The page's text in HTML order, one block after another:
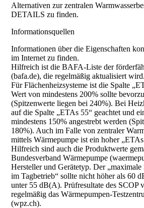
Alternativen zur zentralen
DETAILS zu finden.
Informationsquellen
Informationen über die Eigenschaften
im Internet zu finden.
Hilfreich ist die BAFA-Liste der
(bafa.de), die regelmäßig aktualisiert wird.
Für Flächenheizsysteme ist die Spalte
Wert von mindestens 200% sollte
(Spitzenwerte liegen bei 240%). Bei
auf die Spalte „ETAs 55“ geachtet und
mindestens 150% angestrebt werden
180%). Auch im Falle von zentraler
mittels Wärmepumpe ist ein hoher
Hilfreich sind auch die Produktwerte
Bundesverband Wärmepumpe
Hersteller und Gerätetyp. Der „maximale
im Tagbetrieb“ sollte nicht höher als 60
unter 55 dB(A). Prüfresultate des SCOP
regelmäßig das Wärmepumpen-
(wpz.ch).